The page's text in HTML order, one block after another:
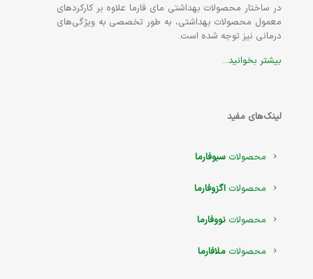
در ساختار محصولات بهداشتی مای فارما علاوه بر کارکردهای
معمول محصولات بهداشتی، به طور تخصصی به ویژگی‌های
درمانی نیز توجه شده است.
بیشتر بخوانید...
لینک‌های مفید
محصولاتسبوفارما
محصولات اگزوفارما
محصولات نووفارما
محصولات ملافارما